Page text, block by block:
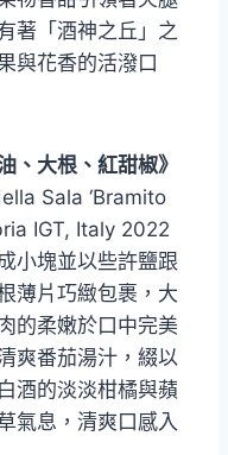
著「酒神之丘」之
與花香的活潑口
、大根、紅甜椒》
Sala ‘Bramito
IGT, Italy 2022
小塊並以些許鹽跟
薄片巧緻包裹，大
的柔嫩於口中完美
爽番茄湯汁，綴以
酒的淡淡柑橘與蘋
氣息，清爽口感入